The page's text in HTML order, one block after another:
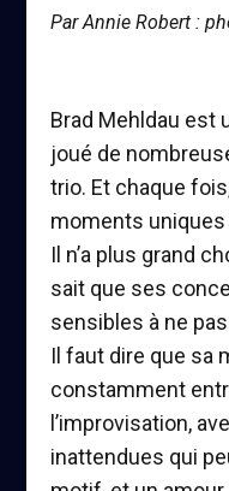
Par Annie Robert :
Brad Mehldau est
joué de
trio. Et chaque
moments
Il n’a plus grand
sait que ses
sensibles à ne
Il faut dire que sa
constamment
l’improvisation,
inattendues qui